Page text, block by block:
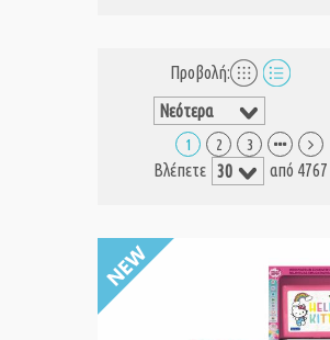
Προβολή:
1 2 3
Βλέπετε από 4767